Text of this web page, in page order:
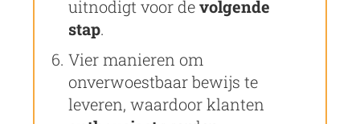
uitnodigt voor devolgende
stap.
Vier manieren om
onverwoestbaar bewijs te
leveren, waardoor klanten